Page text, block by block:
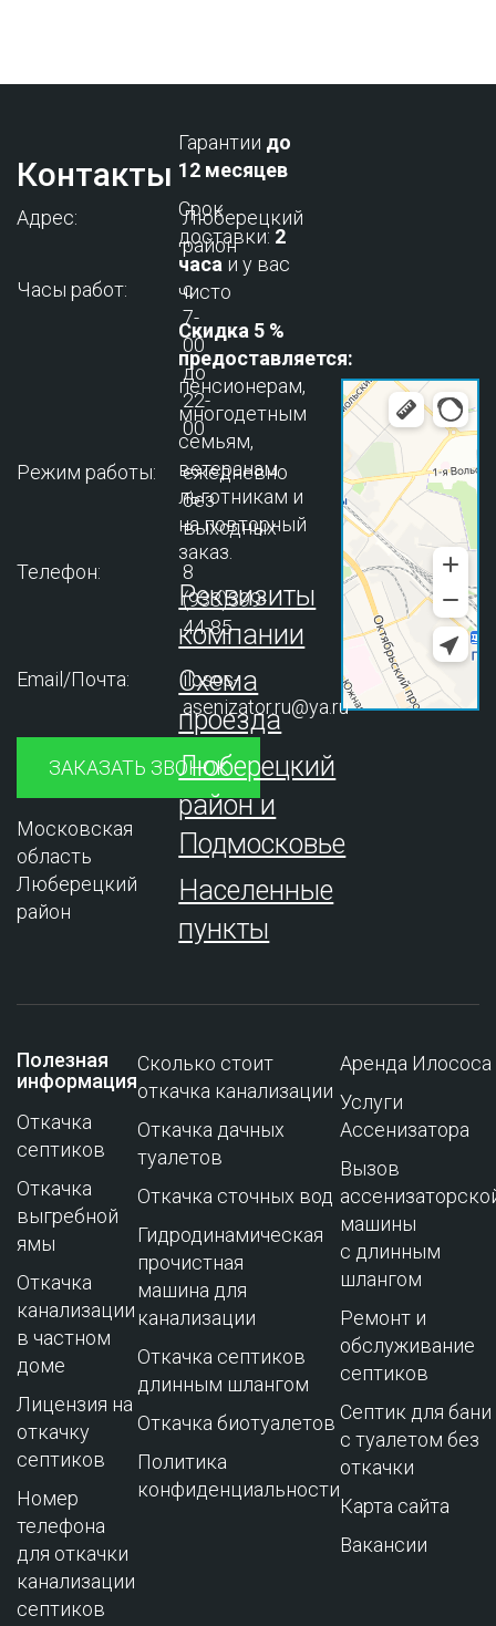
Контакты
Адрес:
Люберецкий
район
Часы работ:
с
7-
00
до
22-
00
Режим работы:
ежедневно
без
выходных
Телефон:
8
(933)399-
44-85
Email/Почта:
ilosos-
asenizator.ru@ya.ru
ЗАКАЗАТЬ ЗВОНОК
Московская
область
Люберецкий
район
Гарантии до
12 месяцев
Срок
доставки: 2
часа и у вас
чисто
Скидка 5 %
предоставляется:
пенсионерам,
многодетным
семьям,
ветеранам
льготникам и
на повторный
заказ.
Реквизиты
компании
Схема
проезда
Люберецкий
район и
Подмосковье
Населенные
пункты
Полезная
информация
Откачка
септиков
Откачка
выгребной
ямы
Откачка
канализации
в частном
доме
Лицензия на
откачку
септиков
Номер
телефона
для откачки
канализации
септиков
Сколько стоит
откачка канализации
Откачка дачных
туалетов
Откачка сточных вод
Гидродинамическая
прочистная
машина для
канализации
Откачка септиков
длинным шлангом
Откачка биотуалетов
Политика
конфиденциальности
Аренда Илососа
Услуги
Ассенизатора
Вызов
машины
с длинным
шлангом
Ремонт и
обслуживание
cептиков
Септик для бани
с туалетом без
откачки
Карта сайта
Вакансии